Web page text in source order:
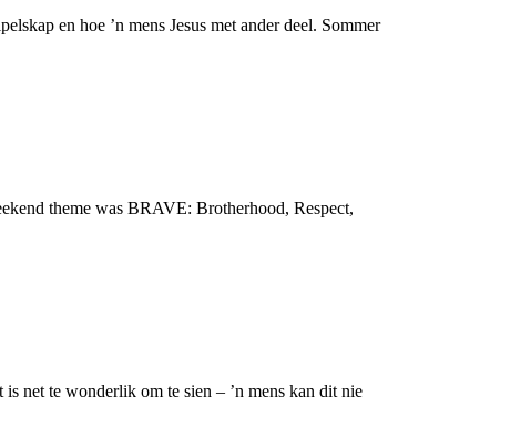
en hoe ’n mens Jesus met ander deel. Sommer
theme was BRAVE: Brotherhood, Respect,
net te wonderlik om te sien – ’n mens kan dit nie